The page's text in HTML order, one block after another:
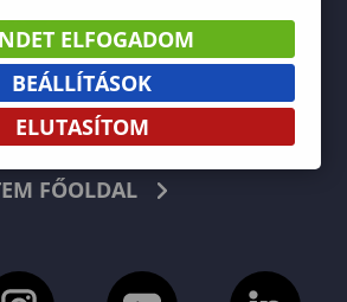
FŐOLDAL
ELFOGADOM
BEÁLLÍTÁSOK
ELUTASÍTOM